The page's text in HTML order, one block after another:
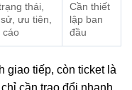
thái,
ưu tiên,
cáo
Cần thiết
lập ban
đầu
giao tiếp, còn ticket là